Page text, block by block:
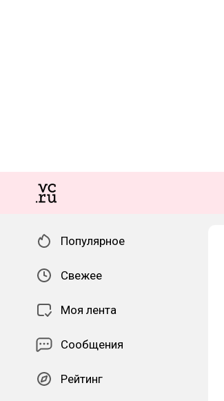
Популярное
Свежее
Моя лента
Сообщения
Рейтинг